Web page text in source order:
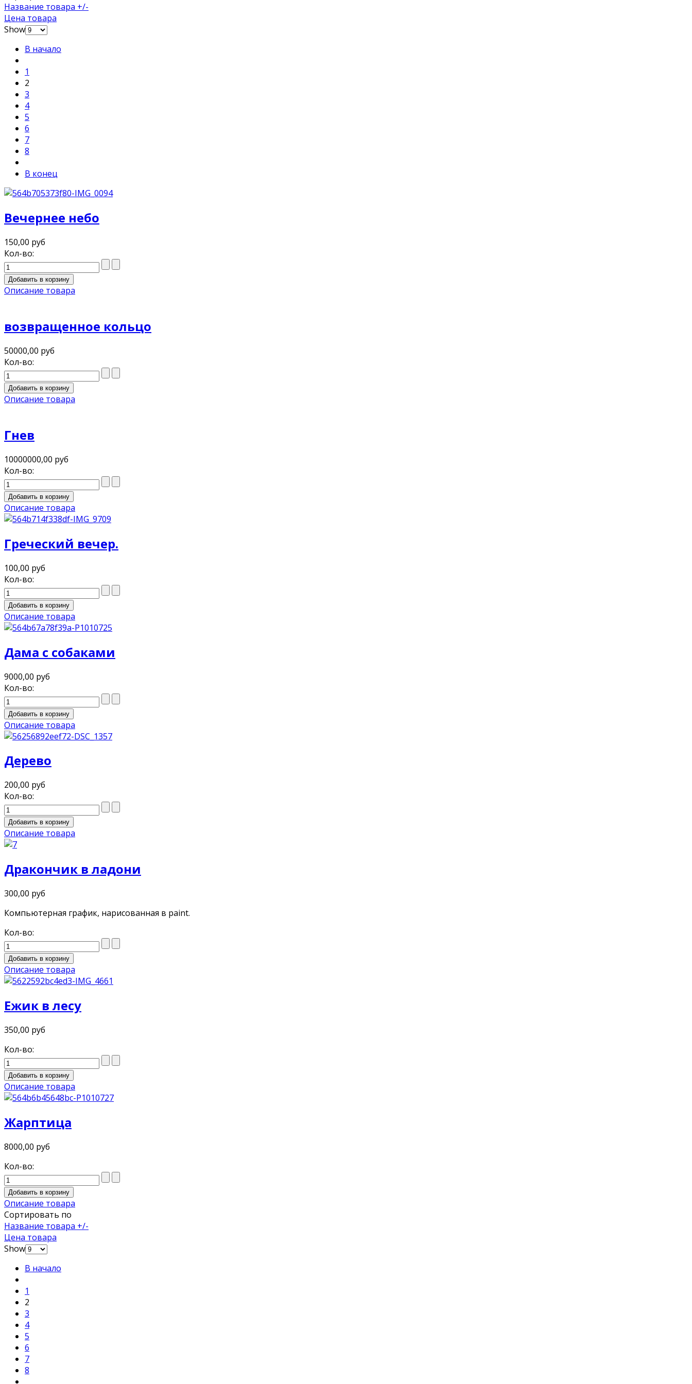
Название товара +/-
Цена товара
Show
В начало
1
2
3
4
5
6
7
8
В конец
Вечернее небо
150,00 руб
Кол-во:
Описание товара
возвращенное кольцо
50000,00 руб
Кол-во:
Описание товара
Гнев
10000000,00 руб
Кол-во:
Описание товара
Греческий вечер.
100,00 руб
Кол-во:
Описание товара
Дама с собаками
9000,00 руб
Кол-во:
Описание товара
Дерево
200,00 руб
Кол-во:
Описание товара
Дракончик в ладони
300,00 руб
Компьютерная график, нарисованная в paint.
Кол-во:
Описание товара
Ежик в лесу
350,00 руб
Кол-во:
Описание товара
Жарптица
8000,00 руб
Кол-во:
Описание товара
Сортировать по
Название товара +/-
Цена товара
Show
В начало
1
2
3
4
5
6
7
8